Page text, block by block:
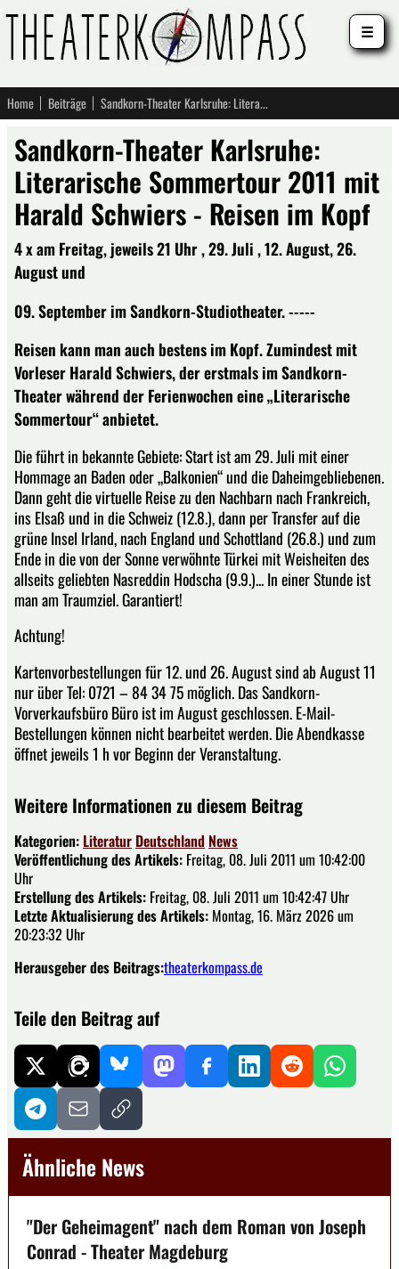
Home Beiträge Sandkorn-Theater Karlsruhe: Literarische Sommertour 2011 mit Harald Schwiers - Reisen im Kopf
Sandkorn-Theater Karlsruhe:
Literarische Sommertour 2011 mit
Harald Schwiers - Reisen im Kopf
4 x am Freitag, jeweils 21 Uhr , 29. Juli , 12. August, 26.
August und
09. September im Sandkorn-Studiotheater. -----
Reisen kann man auch bestens im Kopf. Zumindest mit
Vorleser Harald Schwiers, der erstmals im Sandkorn-
Theater während der Ferienwochen eine „Literarische
Sommertour“ anbietet.
Die führt in bekannte Gebiete: Start ist am 29. Juli mit einer
Hommage an Baden oder „Balkonien“ und die Daheimgebliebenen.
Dann geht die virtuelle Reise zu den Nachbarn nach Frankreich,
ins Elsaß und in die Schweiz (12.8.), dann per Transfer auf die
grüne Insel Irland, nach England und Schottland (26.8.) und zum
Ende in die von der Sonne verwöhnte Türkei mit Weisheiten des
allseits geliebten Nasreddin Hodscha (9.9.)... In einer Stunde ist
man am Traumziel. Garantiert!
Achtung!
Kartenvorbestellungen für 12. und 26. August sind ab August 11
nur über Tel: 0721 – 84 34 75 möglich. Das Sandkorn-
Vorverkaufsbüro Büro ist im August geschlossen. E-Mail-
Bestellungen können nicht bearbeitet werden. Die Abendkasse
öffnet jeweils 1 h vor Beginn der Veranstaltung.
Weitere Informationen zu diesem Beitrag
Kategorien: Literatur Deutschland News
Veröffentlichung des Artikels: Freitag, 08. Juli 2011 um 10:42:00
Uhr
Erstellung des Artikels: Freitag, 08. Juli 2011 um 10:42:47 Uhr
Letzte Aktualisierung des Artikels: Montag, 16. März 2026 um
20:23:32 Uhr
Herausgeber des Beitrags:theaterkompass.de
Teile den Beitrag auf
Ähnliche News
"Der Geheimagent" nach dem Roman von Joseph
Conrad - Theater Magdeburg
☰